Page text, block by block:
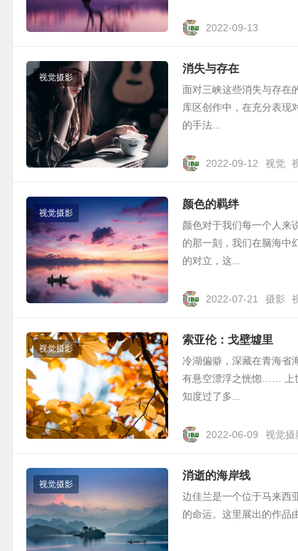
2022-09-13
视觉摄影
消失与存在
面对三峡这些消失与存在
库区创作中，在充分表现
的手法...
2022-09-12 视觉
视觉摄影
颜色的羁绊
颜色对于我们每一个人来
的那一刻，我们在脑海中
的对立，这...
2022-07-21 摄影
视觉摄影
索亚伦：戈壁墟里
冷湖偏僻，深藏在青海省
有悬空漂浮之恍惚…… 上
知度过了多...
2022-06-09 视觉摄
视觉摄影
消逝的海岸线
边佳兰是⼀个位于⻢来⻄
的命运。这里展出的作品